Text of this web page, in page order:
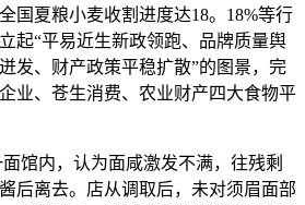
国夏粮小麦收割进度达18。18%等行
起“平易近生新政领跑、品牌质量舆
发、财产政策平稳扩散”的图景，完
业、苍生消费、农业财产四大食物平
内，认为面咸激发不满，往残剩
后离去。店从调取后，未对须眉面部